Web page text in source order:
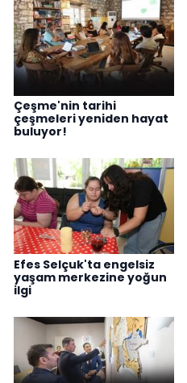
Çeşme'nin tarihi
çeşmeleri yeniden hayat
buluyor!
Efes Selçuk'ta engelsiz
yaşam merkezine yoğun
ilgi